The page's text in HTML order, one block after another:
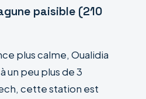
paisible (210
plus calme, Oualidia
un peu plus de 3
cette station est